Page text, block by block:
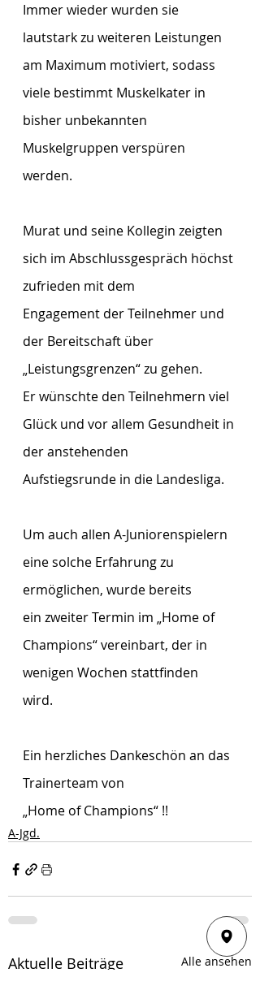
Immer wieder wurden sie
lautstark zu weiteren Leistungen
am Maximum motiviert, sodass
viele bestimmt Muskelkater in
bisher unbekannten
Muskelgruppen verspüren
werden.
Murat und seine Kollegin zeigten
sich im Abschlussgespräch höchst
zufrieden mit dem
Engagement der Teilnehmer und
der Bereitschaft über
„Leistungsgrenzen“ zu gehen.
Er wünschte den Teilnehmern viel
Glück und vor allem Gesundheit in
der anstehenden
Aufstiegsrunde in die Landesliga.
Um auch allen A-Juniorenspielern
eine solche Erfahrung zu
ermöglichen, wurde bereits
ein zweiter Termin im „Home of
Champions“ vereinbart, der in
wenigen Wochen stattfinden
wird.
Ein herzliches Dankeschön an das
Trainerteam von
„Home of Champions“ !!
A-Jgd.
Aktuelle Beiträge Alle ansehen